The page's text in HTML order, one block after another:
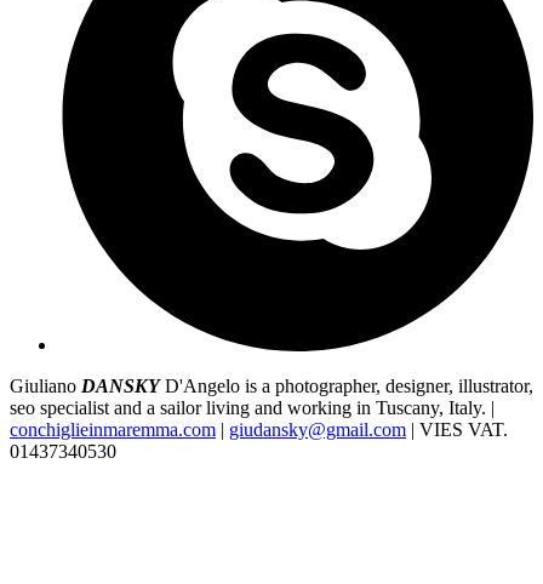
Giuliano DANSKY D'Angelo is a photographer, designer, illustrator,
seo specialist and a sailor living and working in Tuscany, Italy. |
conchiglieinmaremma.com | giudansky@gmail.com | VIES VAT.
01437340530